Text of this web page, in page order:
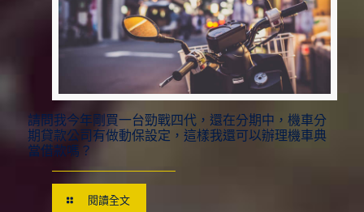
請問我今年剛買一台勁戰四代，還在分期中，機車分
期貸款公司有做動保設定，這樣我還可以辦理機車典
當借款嗎？
閱讀全文